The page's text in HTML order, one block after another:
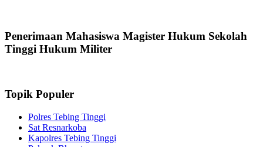
Penerimaan Mahasiswa Magister Hukum Sekolah
Tinggi Hukum Militer
Topik Populer
Polres Tebing Tinggi
Sat Resnarkoba
Kapolres Tebing Tinggi